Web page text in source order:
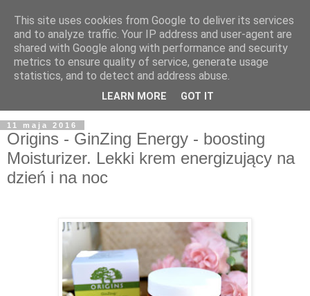
11 maja 2016
Origins - GinZing Energy - boosting
Moisturizer. Lekki krem energizujący na
dzień i na noc
This site uses cookies from Google to deliver its services
and to analyze traffic. Your IP address and user-agent are
shared with Google along with performance and security
metrics to ensure quality of service, generate usage
statistics, and to detect and address abuse.
LEARN MORE GOT IT